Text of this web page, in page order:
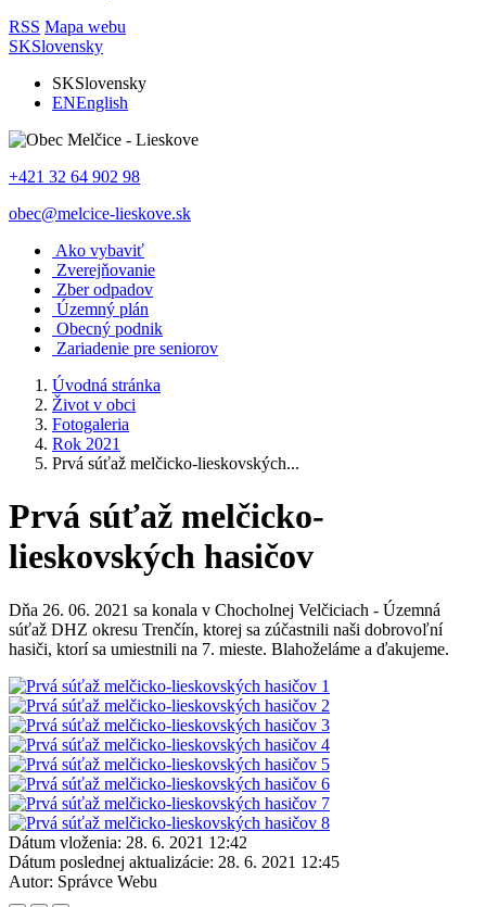
RSS Mapa webu
SKSlovensky
SKSlovensky
ENEnglish
+421 32 64 902 98
obec@melcice-lieskove.sk
Ako vybaviť
Zverejňovanie
Zber odpadov
Územný plán
Obecný podnik
Zariadenie pre seniorov
Úvodná stránka
Život v obci
Fotogaleria
Rok 2021
Prvá súťaž melčicko-lieskovských...
Prvá súťaž melčicko-
lieskovských hasičov
Dňa 26. 06. 2021 sa konala v Chocholnej Velčiciach - Územná
súťaž DHZ okresu Trenčín, ktorej sa zúčastnili naši dobrovoľní
hasiči, ktorí sa umiestnili na 7. mieste. Blahoželáme a ďakujeme.
Dátum vloženia: 28. 6. 2021 12:42
Dátum poslednej aktualizácie: 28. 6. 2021 12:45
Autor: Správce Webu